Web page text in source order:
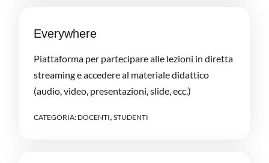
Everywhere
Piattaforma per partecipare alle lezioni in diretta
streaming e accedere al materiale didattico
(audio, video, presentazioni, slide, ecc.)
CATEGORIA: DOCENTI, STUDENTI